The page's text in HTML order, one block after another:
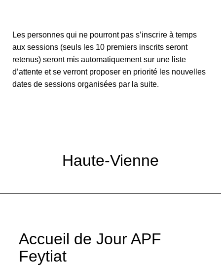
Les personnes qui ne pourront pas s’inscrire à temps
aux sessions (seuls les 10 premiers inscrits seront
retenus) seront mis automatiquement sur une liste
d’attente et se verront proposer en priorité les nouvelles
dates de sessions organisées par la suite.
Haute-Vienne
Accueil de Jour APF
Feytiat